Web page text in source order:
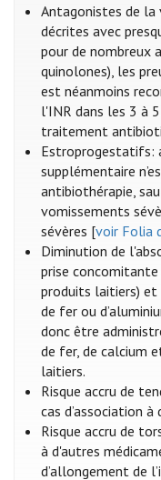
Antagonistes de
décrites avec
pour de nombreux
quinolones), les
est néanmoins
l'INR dans les 3 à
traitement
Estroprogestatifs:
supplémentaire
antibiothérapie,
vomissements
sévères [voir Folia
Diminution de
prise
produits laitiers) et
de fer ou
donc être
de fer, de calcium
laitiers.
Risque accru de
cas d’association
Risque accru de
à d'autres
d’allongement de